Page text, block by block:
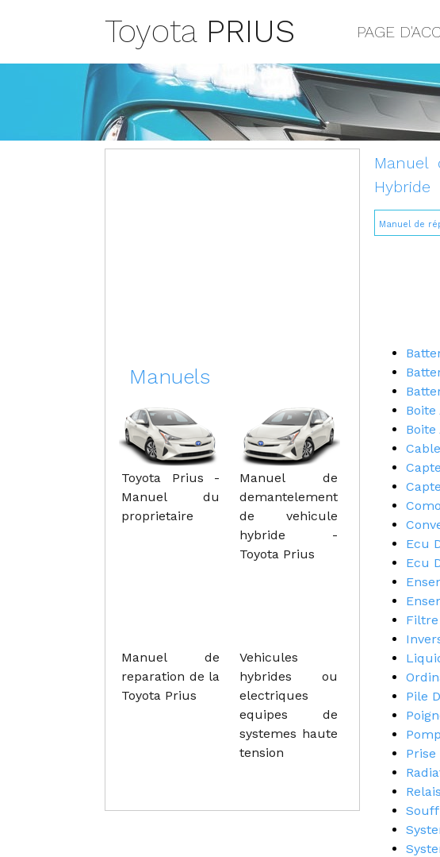
Toyota PRIUS PAGE
Manuel
Hybride
Manuel de
Ecu
Ecu
Filtre
Pile
Relais
Manuels
Toyota Prius -
Manuel du
proprietaire
Manuel de
demantelement
de vehicule
hybride -
Toyota Prius
Manuel de
reparation de la
Toyota Prius
Vehicules
hybrides ou
electriques
equipes de
systemes haute
tension